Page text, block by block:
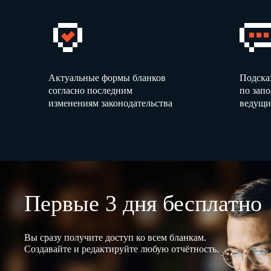
Актуальные формы бланков
согласно последним
изменениям законодательства
по
Первые 3 дня бесплатно
Вы сразу получите доступ ко всем бланкам.
Создавайте и редактируйте любую отчётность.